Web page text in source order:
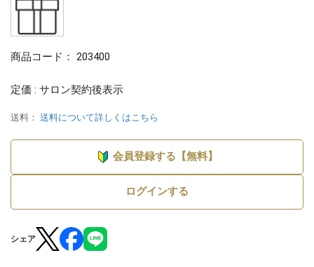
商品コード： 203400
定価 : サロン契約後表示
送料： 送料について詳しくはこちら
会員登録する【無料】
ログインする
シェア